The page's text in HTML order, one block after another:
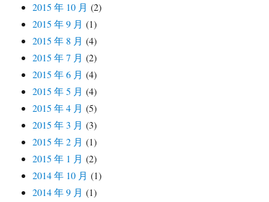
2015 年 10 月 (2)
2015 年 9 月 (1)
2015 年 8 月 (4)
2015 年 7 月 (2)
2015 年 6 月 (4)
2015 年 5 月 (4)
2015 年 4 月 (5)
2015 年 3 月 (3)
2015 年 2 月 (1)
2015 年 1 月 (2)
2014 年 10 月 (1)
2014 年 9 月 (1)